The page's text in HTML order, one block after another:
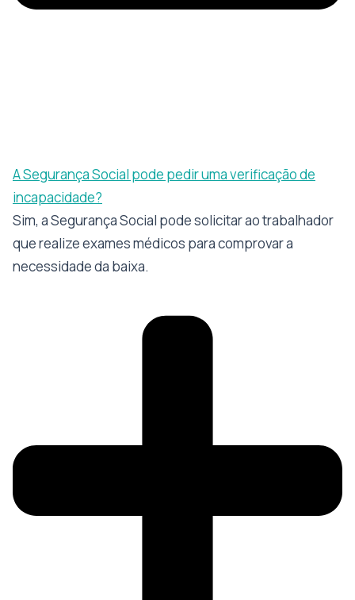
A Segurança Social pode pedir uma verificação de
incapacidade?
Sim, a Segurança Social pode solicitar ao trabalhador
que realize exames médicos para comprovar a
necessidade da baixa.